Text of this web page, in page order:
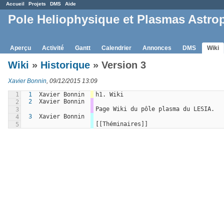
Accueil Projets DMS Aide
Pole Heliophysique et Plasmas
Aperçu Activité Gantt Calendrier Annonces DMS Wiki
Wiki » Historique » Version 3
Xavier Bonnin, 09/12/2015 13:09
1
1 Xavier Bonnin
h1. Wiki
2
2
Xavier Bonnin
3
Page Wiki du pôle plasma du LESIA.
4
3
Xavier Bonnin
5
[[Théminaires]]